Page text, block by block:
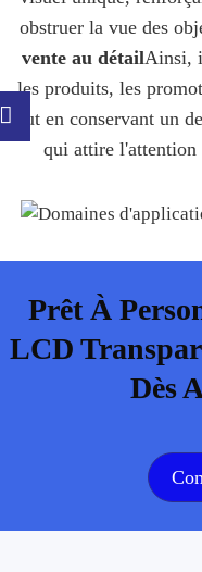
obstruer la vue des
vente au détailAinsi,
les produits, les
tout en conservant un
qui attire l'attention
Prêt À
LCD
Dès